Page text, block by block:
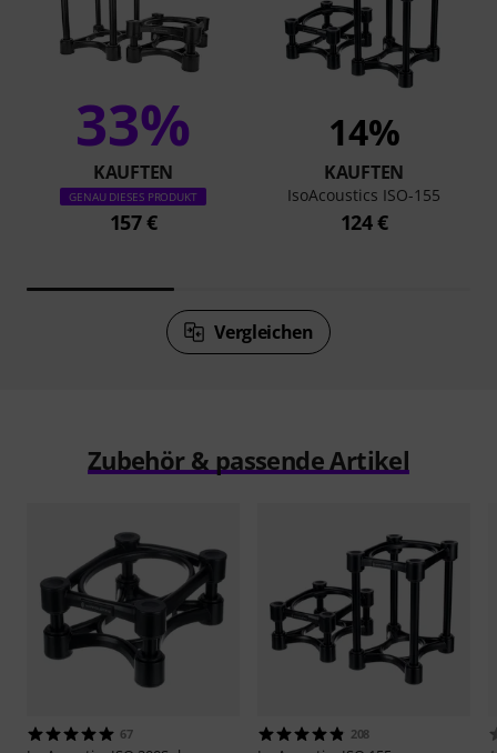
33%
KAUFTEN
GENAU DIESES PRODUKT
157 €
14%
KAUFTEN
IsoAcoustics ISO-155
124 €
Vergleichen
Zubehör & passende Artikel
67 208